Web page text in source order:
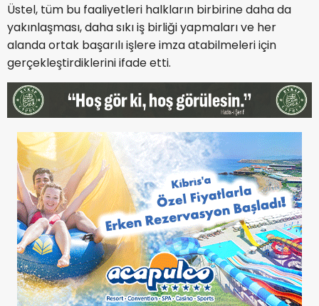
Üstel, tüm bu faaliyetleri halkların birbirine daha da
yakınlaşması, daha sıkı iş birliği yapmaları ve her
alanda ortak başarılı işlere imza atabilmeleri için
gerçekleştirdiklerini ifade etti.